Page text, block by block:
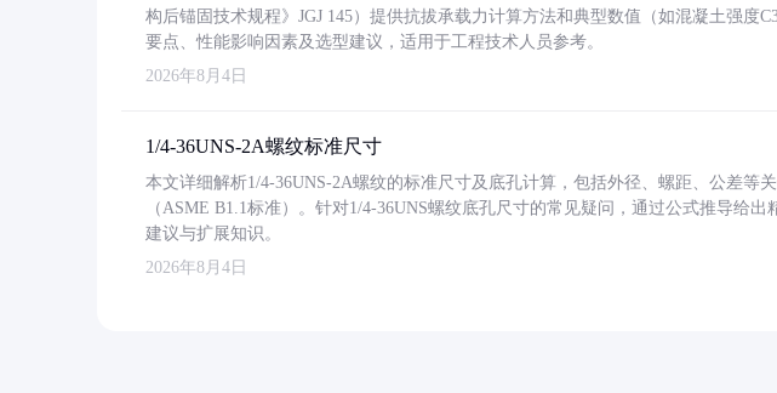
构后锚固技术规程》JGJ 145）提供抗拔承载力计算方法和典型数值（如混凝土强度
要点、性能影响因素及选型建议，适用于工程技术人员参考。
2026年8月4日
1/4-36UNS-2A螺纹标准尺寸
本文详细解析1/4-36UNS-2A螺纹的标准尺寸及底孔计算，包括外径、螺距、公差等
（ASME B1.1标准）。针对1/4-36UNS螺纹底孔尺寸的常见疑问，通过公式推导给
建议与扩展知识。
2026年8月4日